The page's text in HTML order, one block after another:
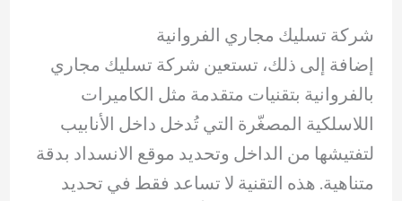
شركة تسليك مجاري الفروانية
إضافة إلى ذلك، تستعين شركة تسليك مجاري
بالفروانية بتقنيات متقدمة مثل الكاميرات
اللاسلكية المصغّرة التي تُدخل داخل الأنابيب
لتفتيشها من الداخل وتحديد موقع الانسداد بدقة
متناهية. هذه التقنية لا تساعد فقط في تحديد